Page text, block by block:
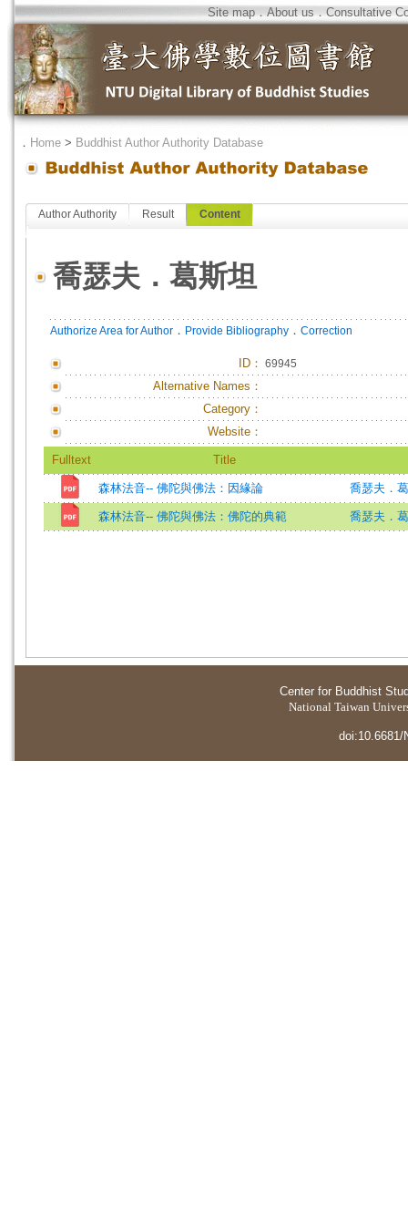
Site map．About us．Consultative
． Home > Buddhist Author Authority Database
Author Authority Result Content
喬瑟夫．葛斯坦
Authorize Area for Author ． Provide Bibliography ． Correction
ID ： 69945
Alternative Names：
Category：
Website：
Fulltext Title
森林法音-- 佛陀與佛法：因緣論 喬瑟夫．
森林法音-- 佛陀與佛法：佛陀的典範 喬瑟夫．
Center for Buddhist
National Taiwan
doi:10.6681/